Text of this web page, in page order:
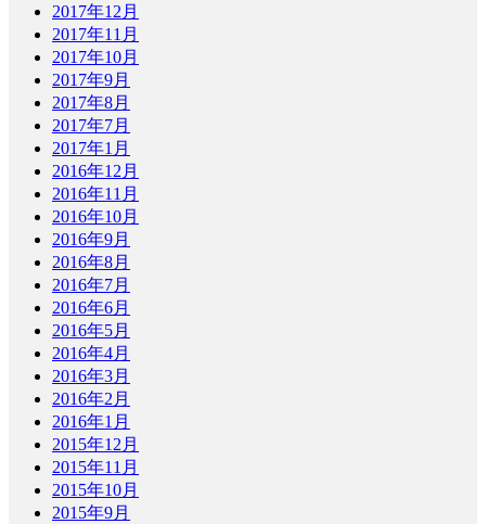
2017年12月
2017年11月
2017年10月
2017年9月
2017年8月
2017年7月
2017年1月
2016年12月
2016年11月
2016年10月
2016年9月
2016年8月
2016年7月
2016年6月
2016年5月
2016年4月
2016年3月
2016年2月
2016年1月
2015年12月
2015年11月
2015年10月
2015年9月